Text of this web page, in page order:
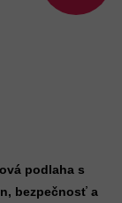
podlaha s
bezpečnosť a